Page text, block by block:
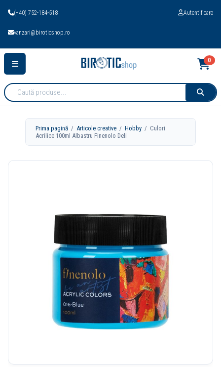
(+40) 752-184-518
vanzari@biroticshop.ro
Autentificare
Cauta
produse:
0
Prima pagină /Articole creative /Hobby / Culori
Acrilice 100ml Albastru Finenolo Deli